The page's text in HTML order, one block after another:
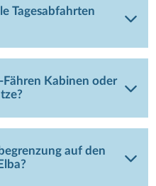
Tagesabfahrten
Fähren Kabinen oder
auf den